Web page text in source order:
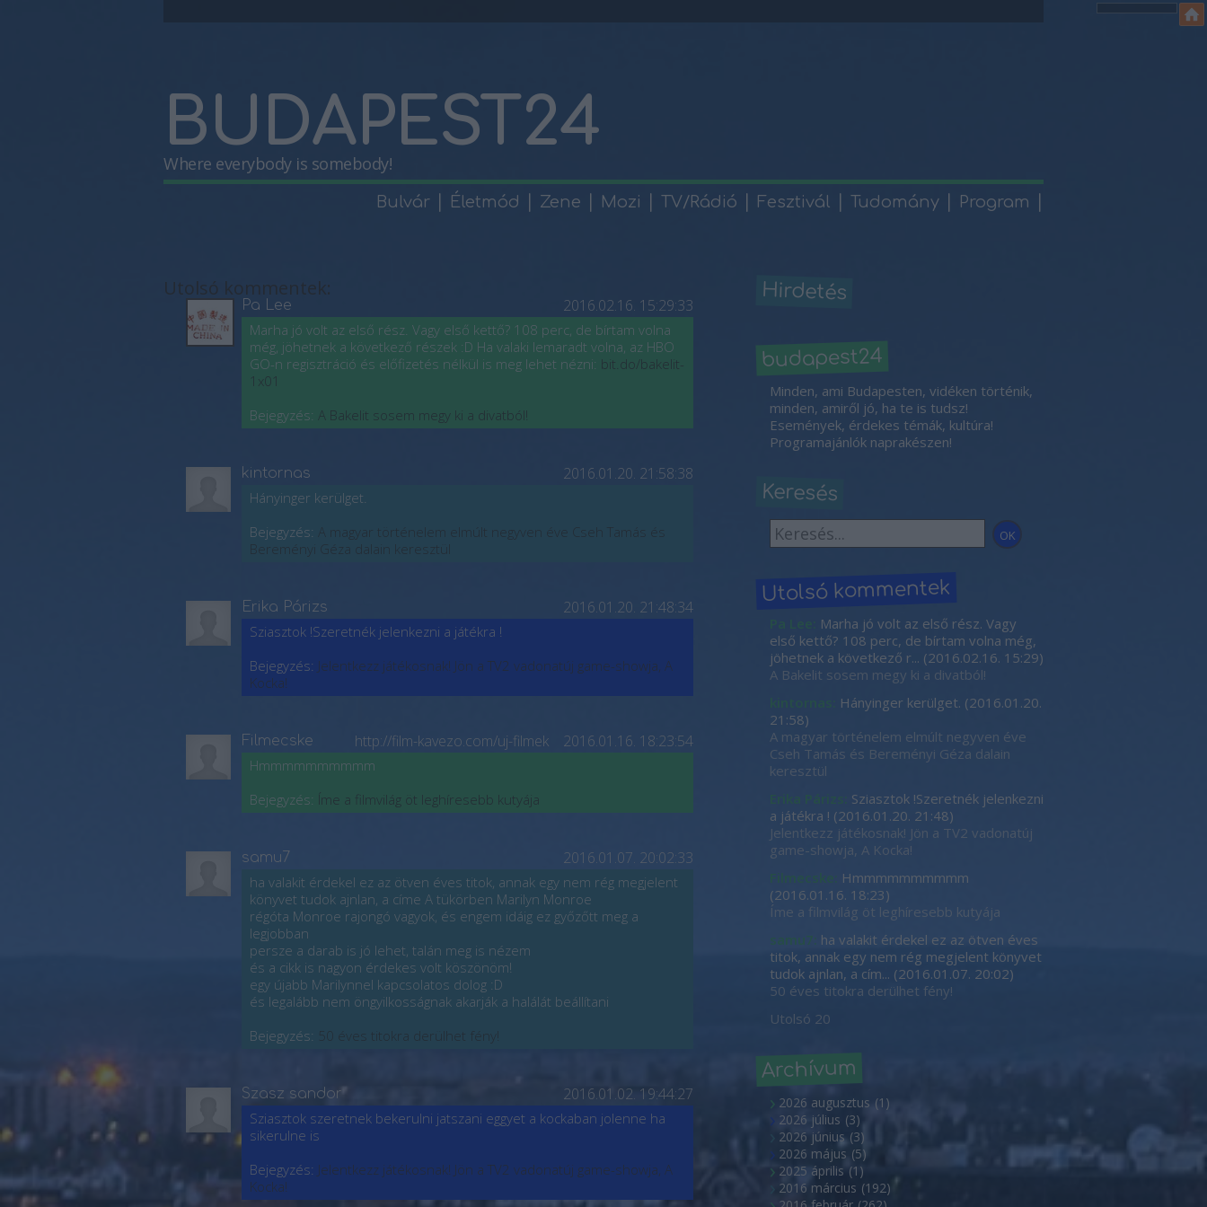
BUDAPEST24
Where everybody is somebody!
Bulvár Életmód Zene Mozi TV/Rádió Fesztivál Tudomány Program
Utolsó kommentek:
Pa Lee 2016.02.16. 15:29:33
Marha jó volt az első rész. Vagy első kettő? 108 perc, de bírtam volna
még, jöhetnek a következő részek :D Ha valaki lemaradt volna, az HBO
GO-n regisztráció és előfizetés nélkül is meg lehet nézni: bit.do/bakelit-
1x01
Bejegyzés: A Bakelit sosem megy ki a divatból!
kintornas 2016.01.20. 21:58:38
Hányinger kerülget.
Bejegyzés: A magyar történelem elmúlt negyven éve Cseh Tamás és
Bereményi Géza dalain keresztül
Erika Párizs 2016.01.20. 21:48:34
Sziasztok !Szeretnék jelenkezni a játékra !
Bejegyzés: Jelentkezz játékosnak! Jön a TV2 vadonatúj game-showja, A
Kocka!
Filmecske http://film-kavezo.com/uj-filmek 2016.01.16. 18:23:54
Hmmmmmmmmmm
Bejegyzés: Íme a filmvilág öt leghíresebb kutyája
samu7 2016.01.07. 20:02:33
ha valakit érdekel ez az ötven éves titok, annak egy nem rég megjelent
könyvet tudok ajnlan, a címe A tükörben Marilyn Monroe
régóta Monroe rajongó vagyok, és engem idáig ez győzőtt meg a
legjobban
persze a darab is jó lehet, talán meg is nézem
és a cikk is nagyon érdekes volt köszönöm!
egy újabb Marilynnel kapcsolatos dolog :D
és legalább nem öngyilkosságnak akarják a halálát beállítani
Bejegyzés: 50 éves titokra derülhet fény!
Szasz sandor 2016.01.02. 19:44:27
Sziasztok szeretnek bekerulni jatszani eggyet a kockaban jolenne ha
sikerulne is
Bejegyzés: Jelentkezz játékosnak! Jön a TV2 vadonatúj game-showja, A
Kocka!
Hirdetés
budapest24
Minden, ami Budapesten, vidéken történik,
minden, amiről jó, ha te is tudsz!
Események, érdekes témák, kultúra!
Programajánlók naprakészen!
Keresés
Utolsó kommentek
Marha jó volt az első rész. Vagy
első kettő? 108 perc, de bírtam volna még,
jöhetnek a következő r... (2016.02.16. 15:29)
A Bakelit sosem megy ki a divatból!
Hányinger kerülget. (2016.01.20.
21:58)
A magyar történelem elmúlt negyven éve
Cseh Tamás és Bereményi Géza dalain
keresztül
Sziasztok !Szeretnék jelenkezni
a játékra ! (2016.01.20. 21:48)
Jelentkezz játékosnak! Jön a TV2 vadonatúj
game-showja, A Kocka!
Filmecske:
Hmmmmmmmmmm
(2016.01.16. 18:23)
Íme a filmvilág öt leghíresebb kutyája
samu7: ha valakit érdekel ez az ötven éves
titok, annak egy nem rég megjelent könyvet
tudok ajnlan, a cím... (2016.01.07. 20:02)
50 éves titokra derülhet fény!
Utolsó 20
Archívum
2026 augusztus (1 )
2026 július (3)
2026 június (3)
2026 május (5)
2025 április (1 )
2016 március (192)